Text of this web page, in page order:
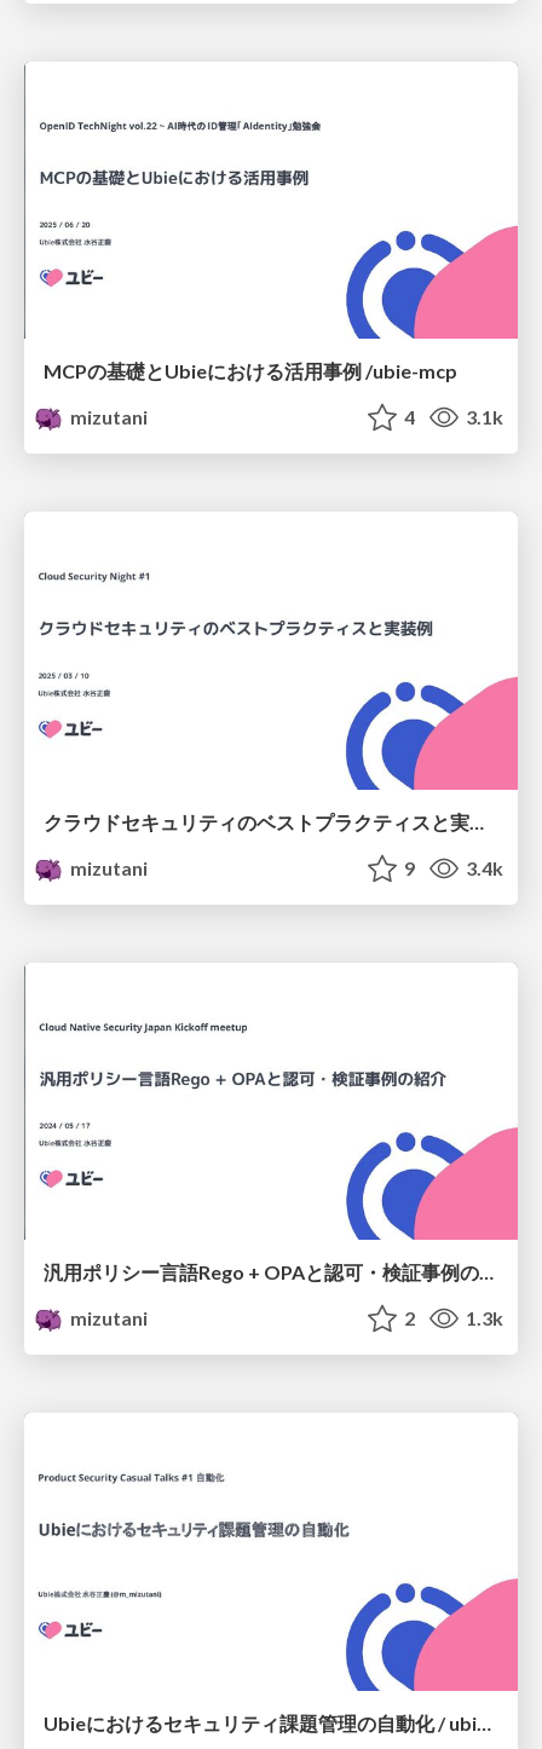
MCPの基礎とUbieにおける活用事例 /ubie-mcp
mizutani
4 3.1k
クラウドセキュリティのベストプラクティスと実装例 /cloudsec-bestpractice-example
mizutani
9 3.4k
汎用ポリシー言語Rego + OPAと認可・検証事例の紹介 / Introduction Rego & OPA for authorization and validation
mizutani
2 1.3k